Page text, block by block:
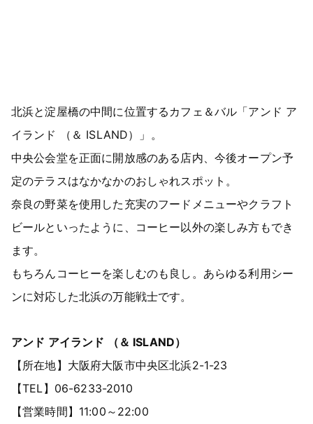
北浜と淀屋橋の中間に位置するカフェ＆バル「アンド ア
イランド （＆ ISLAND）」。
中央公会堂を正面に開放感のある店内、今後オープン予
定のテラスはなかなかのおしゃれスポット。
奈良の野菜を使用した充実のフードメニューやクラフト
ビールといったように、コーヒー以外の楽しみ方もでき
ます。
もちろんコーヒーを楽しむのも良し。あらゆる利用シー
ンに対応した北浜の万能戦士です。
アンド アイランド （＆ ISLAND）
【所在地】大阪府大阪市中央区北浜2-1-23
【TEL】06-6233-2010
【営業時間】11:00～22:00